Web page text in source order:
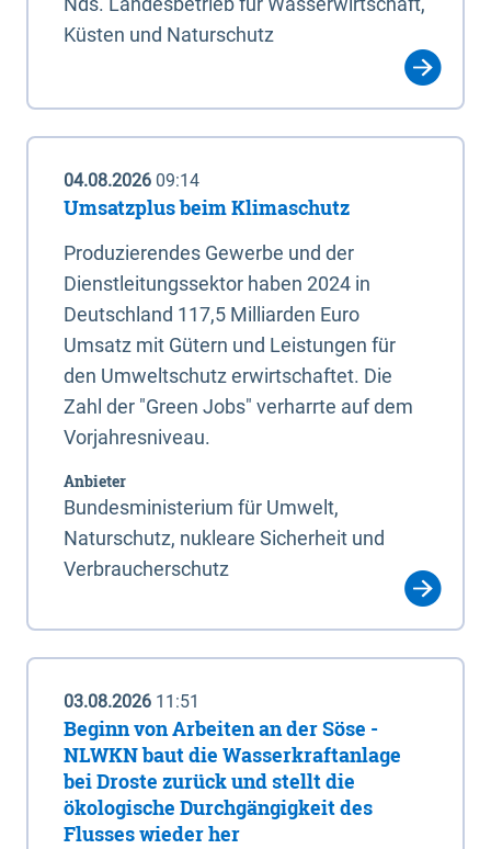
Küsten und Naturschutz
04.08.2026 09:14
Umsatzplus beim Klimaschutz
Produzierendes Gewerbe und der
Dienstleitungssektor haben 2024 in
Deutschland 117,5 Milliarden Euro
Umsatz mit Gütern und Leistungen für
den Umweltschutz erwirtschaftet. Die
Zahl der "Green Jobs" verharrte auf dem
Vorjahresniveau.
Anbieter
Bundesministerium für Umwelt,
Naturschutz, nukleare Sicherheit und
Verbraucherschutz
03.08.2026 11:51
Beginn von Arbeiten an der Söse -
NLWKN baut die Wasserkraftanlage
bei Droste zurück und stellt die
ökologische Durchgängigkeit des
Flusses wieder her